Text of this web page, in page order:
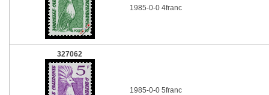
1985-0-0 4franc
327062
1985-0-0 5franc